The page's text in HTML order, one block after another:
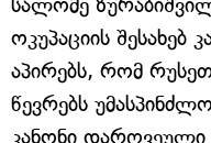
ოკუპაციის შესახებ
აპირებს, რომ
წევრებს
კანონი დარღვეული